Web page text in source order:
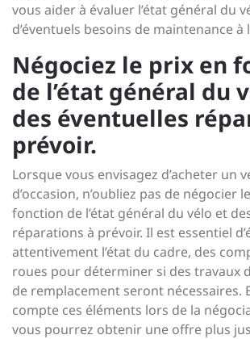
vous aider à évaluer l’état général du
d’éventuels besoins de maintenance à
Négociez le prix en
de l’état général du
des éventuelles
prévoir.
Lorsque vous envisagez d’acheter un
d’occasion, n’oubliez pas de négocier
fonction de l’état général du vélo et
réparations à prévoir. Il est essentiel
attentivement l’état du cadre, des
roues pour déterminer si des travaux
de remplacement seront nécessaires.
compte ces éléments lors de la
vous pourrez obtenir une offre plus